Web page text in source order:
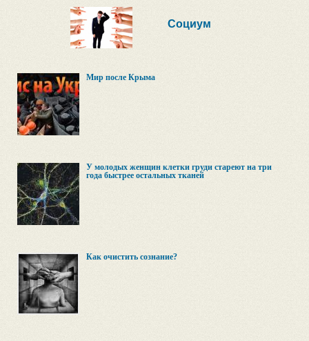
Социум
Мир после Крыма
У молодых женщин клетки груди стареют на три
года быстрее остальных тканей
Как очистить сознание?